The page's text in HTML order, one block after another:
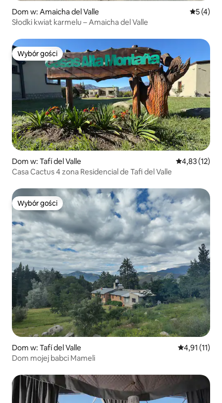
Dom w: Amaicha del Valle Średnia
5 (4)
Słodki kwiat karmelu – Amaicha del Valle
Wybór gości
Wybór gości
Dom w: Tafí del Valle Średnia
4,83 (12)
Casa Cactus 4 zona Residencial de Tafi del Valle
Wybór gości
Wybór gości
Dom w: Tafí del Valle Średnia
4,91 (11)
Dom mojej babci Mameli